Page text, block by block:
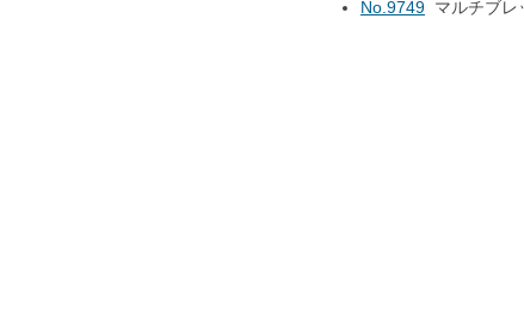
No.9749 マルチブレ